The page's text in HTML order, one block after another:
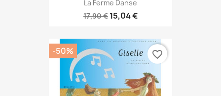
La Ferme Danse
17,90 € 15,04 €
-50% favorite_border